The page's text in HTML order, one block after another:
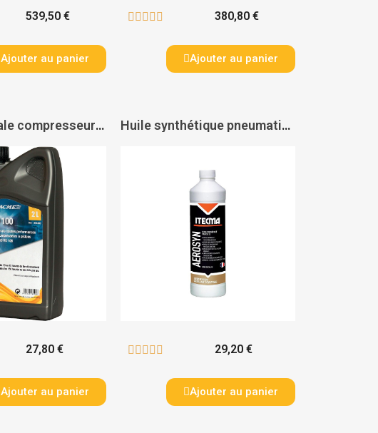
539,50 €
Ajouter au panier
     380,80 €
Ajouter au panier
Huile spéciale compresseurs à piston HHP 100 - LACME
27,80 €
Ajouter au panier
Huile synthétique pneumatique AEROSYN - ITECMA
     29,20 €
Ajouter au panier